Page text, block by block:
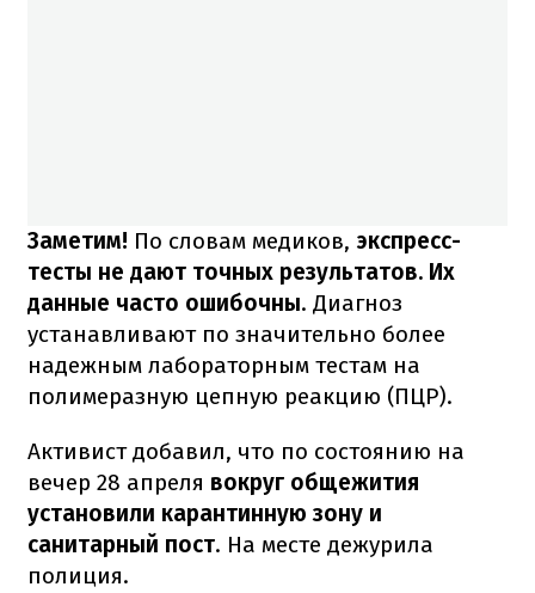
Заметим! По словам медиков, экспресс-
тесты не дают точных результатов. Их
данные часто ошибочны. Диагноз
устанавливают по значительно более
надежным лабораторным тестам на
полимеразную цепную реакцию (ПЦР).
Активист добавил, что по состоянию на
вечер 28 апреля вокруг общежития
установили карантинную зону и
санитарный пост. На месте дежурила
полиция.